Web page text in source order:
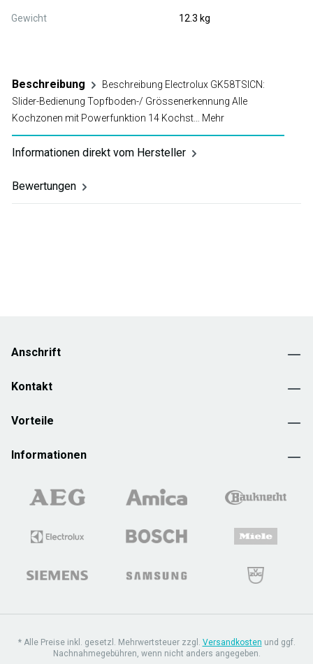
Gewicht 12.3 kg
Beschreibung
Beschreibung Electrolux GK58TSICN:
Slider-Bedienung Topfboden-/ Grössenerkennung Alle
Kochzonen mit Powerfunktion 14 Kochst… Mehr
Informationen direkt vom Hersteller
Bewertungen
Anschrift
Kontakt
Vorteile
Informationen
* Alle Preise inkl. gesetzl. Mehrwertsteuer zzgl. Versandkosten und ggf.
Nachnahmegebühren, wenn nicht anders angegeben.